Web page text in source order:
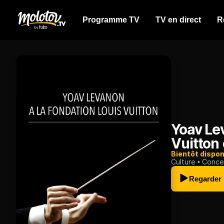
Programme TV TV en direct
Yoav
Vuitton
Bientôt
Culture
Regarder